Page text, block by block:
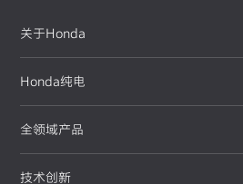
关于Honda
Honda纯电
全领域产品
技术创新